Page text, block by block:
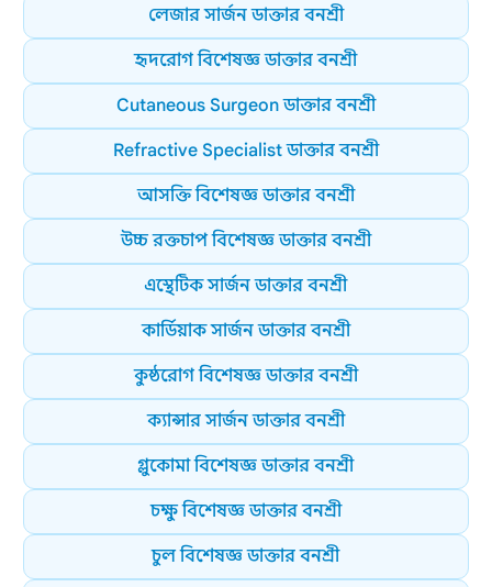
লেজার সার্জন ডাক্তার বনশ্রী
হৃদরোগ বিশেষজ্ঞ ডাক্তার বনশ্রী
Cutaneous Surgeon ডাক্তার বনশ্রী
Refractive Specialist ডাক্তার বনশ্রী
আসক্তি বিশেষজ্ঞ ডাক্তার বনশ্রী
উচ্চ রক্তচাপ বিশেষজ্ঞ ডাক্তার বনশ্রী
এস্থেটিক সার্জন ডাক্তার বনশ্রী
কার্ডিয়াক সার্জন ডাক্তার বনশ্রী
কুষ্ঠরোগ বিশেষজ্ঞ ডাক্তার বনশ্রী
ক্যান্সার সার্জন ডাক্তার বনশ্রী
গ্লুকোমা বিশেষজ্ঞ ডাক্তার বনশ্রী
চক্ষু বিশেষজ্ঞ ডাক্তার বনশ্রী
চুল বিশেষজ্ঞ ডাক্তার বনশ্রী